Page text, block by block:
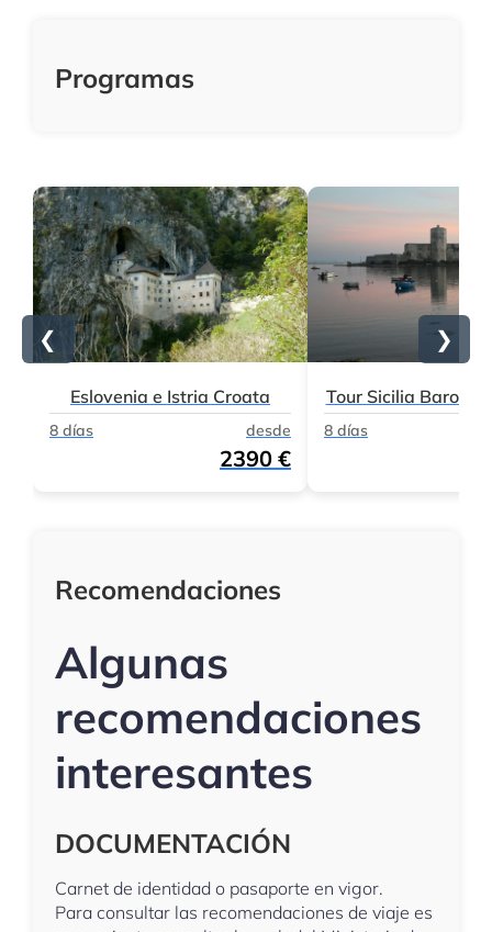
Programas
❮
Eslovenia e Istria Croata
8 días desde
2390 €
Tour Sicilia
8 días
❯
Recomendaciones
Algunas
recomendaciones
interesantes
DOCUMENTACIÓN
Carnet de identidad o pasaporte en vigor.
Para consultar las recomendaciones de viaje es